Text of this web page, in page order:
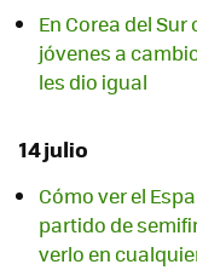
En Corea del
jóvenes a
les dio igual
14 julio
Cómo ver el
partido de
verlo en